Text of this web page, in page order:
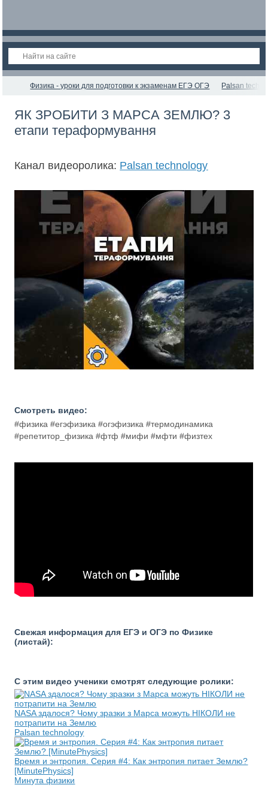
Физика - уроки для подготовки к экзаменам ЕГЭ ОГЭ Palsan
ЯК ЗРОБИТИ З МАРСА ЗЕМЛЮ? 3
етапи тераформування
Канал видеоролика: Palsan technology
Смотреть видео:
#физика #егэфизика #огэфизика #термодинамика
#репетитор_физика #фтф #мифи #мфти #физтех
Свежая информация для ЕГЭ и ОГЭ по Физике
(листай):
С этим видео ученики смотрят следующие ролики:
NASA здалося? Чому зразки з Марса можуть НІКОЛИ не
потрапити на Землю
Palsan technology
Время и энтропия. Серия #4: Как энтропия питает Землю?
[MinutePhysics]
Минута физики